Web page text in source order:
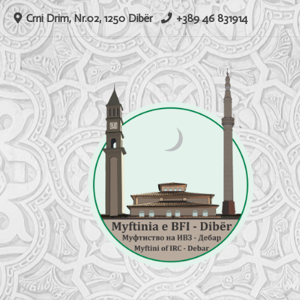
Skip
to
content
Crni Drim, Nr.02, 1250 Dibër +389 46 831914